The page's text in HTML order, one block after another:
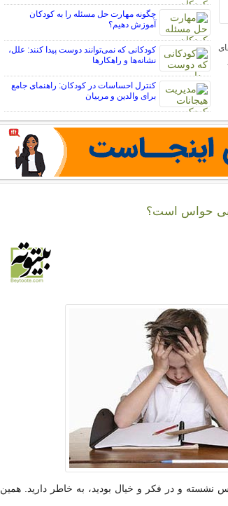
چگونه مهارت حل مسئله را به کودکان
آموزش دهیم؟
کودکانی که نمی‌توانند دوست پیدا کنند: علل،
نشانه‌ها و راهکارها
کنترل احساسات در کودکان: راهنمای جامع
برای والدین و مربیان
بی حواس است؟
نشسته و در فکر و خیال بودید، به خاطر دارید. همین